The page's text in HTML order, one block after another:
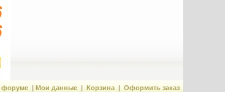
| Мои данные| Корзина| Оформить заказ